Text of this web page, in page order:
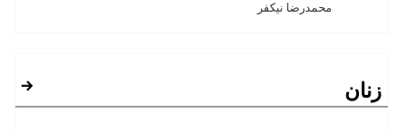
محمدرضا نیکفر
زنان